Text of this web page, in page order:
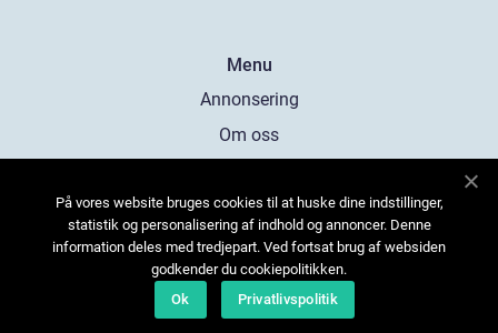
Menu
Annonsering
Om oss
Kontakta oss
Sitemap
På vores website bruges cookies til at huske dine indstillinger,
statistik og personalisering af indhold og annoncer. Denne
information deles med tredjepart. Ved fortsat brug af websiden
godkender du cookiepolitikken.
Ok
Privatlivspolitik